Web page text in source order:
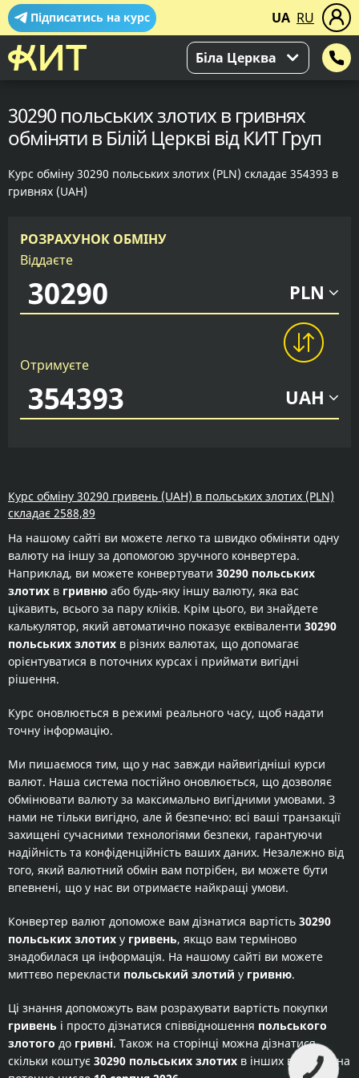
Підписатись на курс UA RU
Біла Церква
30290 польських злотих в гривнях
обміняти в Білій Церкві від КИТ Груп
Курс обміну 30290 польських злотих (PLN) складає 354393 в
гривнях (UAH)
РОЗРАХУНОК ОБМІНУ
Віддаєте
PLN
Отримуєте
UAH
Курс обміну 30290 гривень (UAH) в польських злотих (PLN)
складає 2588,89
На нашому сайті ви можете легко та швидко обміняти одну
валюту на іншу за допомогою зручного конвертера.
Наприклад, ви можете конвертувати 30290 польських
злотих в гривню або будь-яку іншу валюту, яка вас
цікавить, всього за пару кліків. Крім цього, ви знайдете
калькулятор, який автоматично показує еквіваленти 30290
польських злотих в різних валютах, що допомагає
орієнтуватися в поточних курсах і приймати вигідні
рішення.
Курс оновлюється в режимі реального часу, щоб надати
точну інформацію.
Ми пишаємося тим, що у нас завжди найвигідніші курси
валют. Наша система постійно оновлюється, що дозволяє
обмінювати валюту за максимально вигідними умовами. З
нами не тільки вигідно, але й безпечно: всі ваші транзакції
захищені сучасними технологіями безпеки, гарантуючи
надійність та конфіденційність ваших даних. Незалежно від
того, який валютний обмін вам потрібен, ви можете бути
впевнені, що у нас ви отримаєте найкращі умови.
Конвертер валют допоможе вам дізнатися вартість 30290
польських злотих у гривень, якщо вам терміново
знадобилася ця інформація. На нашому сайті ви можете
миттєво перекласти польський злотий у гривню.
Ці знання допоможуть вам розрахувати вартість покупки
гривень і просто дізнатися співвідношення польського
злотого до гривні. Також на сторінці можна дізнатися
скільки коштує 30290 польських злотих в інших валютах на